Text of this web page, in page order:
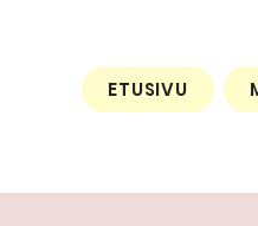
ETUSIVU